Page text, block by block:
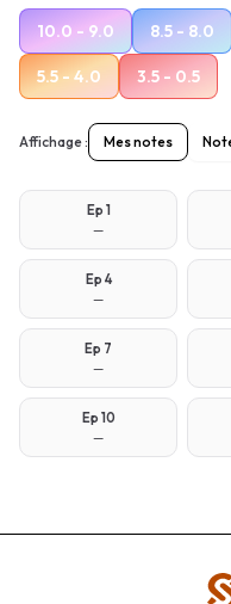
10.0 - 9.0 8.5 - 8.0
5.5 - 4.0 3.5 - 0.5
Affichage : Mes notes
Ep 1
—
Ep 4
—
Ep 7
—
Ep 10
—